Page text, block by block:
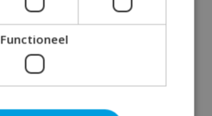
Functioneel